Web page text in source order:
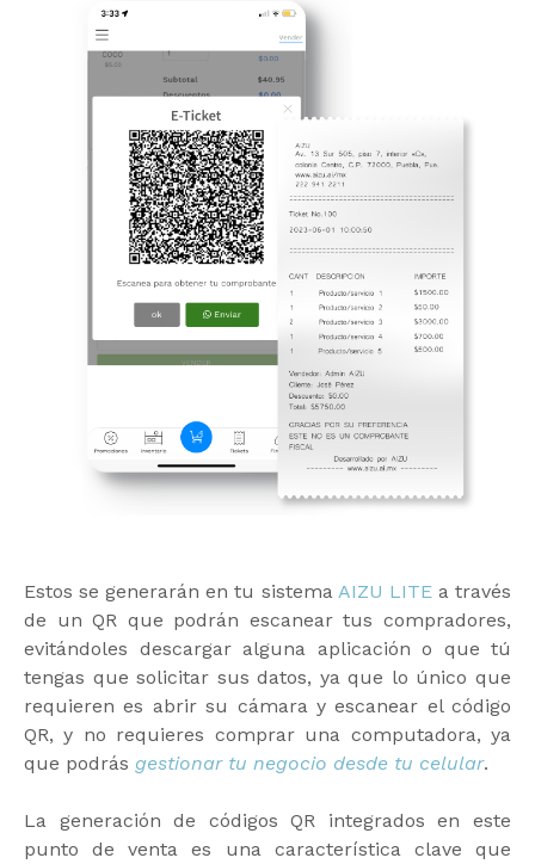
Estos se generarán en tu sistema AIZU LITEa través
de un QR que podrán escanear tus compradores,
evitándoles descargar alguna aplicación o que tú
tengas que solicitar sus datos, ya que lo único que
requieren es abrir su cámara y escanear el código
QR, y no requieres comprar una computadora, ya
que podrás gestionar tu negocio desde tu celular.
La generación de códigos QR integrados en este
punto de venta es una característica clave que